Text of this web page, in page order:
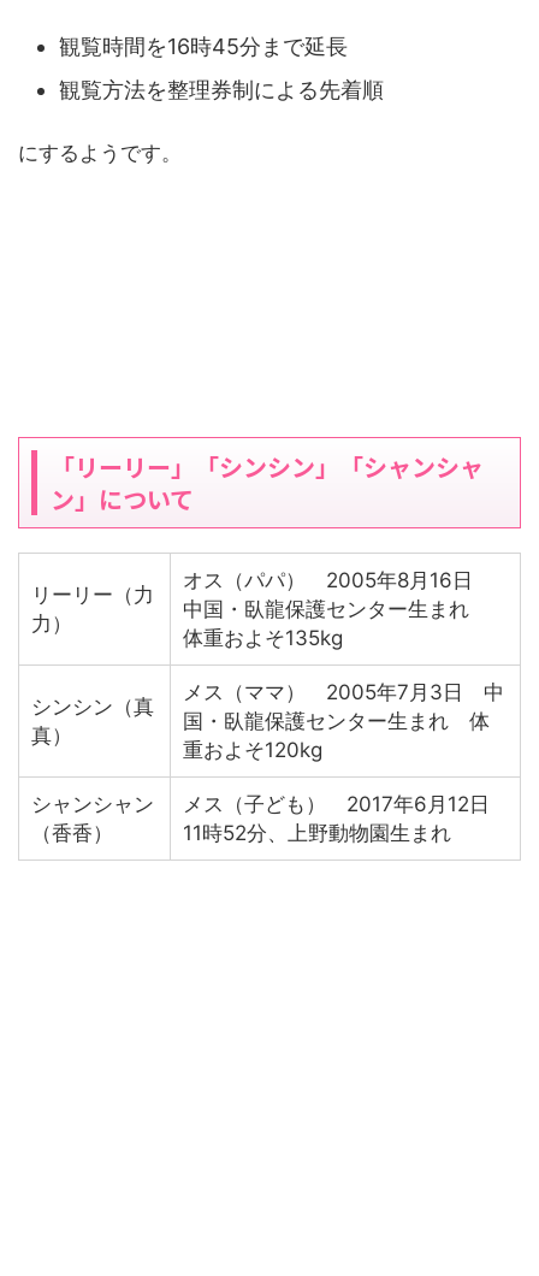
観覧時間を16時45分まで延長
観覧方法を整理券制による先着順
にするようです。
「リーリー」「シンシン」「シャンシャ
ン」について
リーリー（力
力）
オス（パパ） 2005年8月16日
中国・臥龍保護センター生まれ
体重およそ135kg
シンシン（真
真）
メス（ママ） 2005年7月3日 中
国・臥龍保護センター生まれ 体
重およそ120kg
シャンシャン
（香香）
メス（子ども） 2017年6月12日
11時52分、上野動物園生まれ